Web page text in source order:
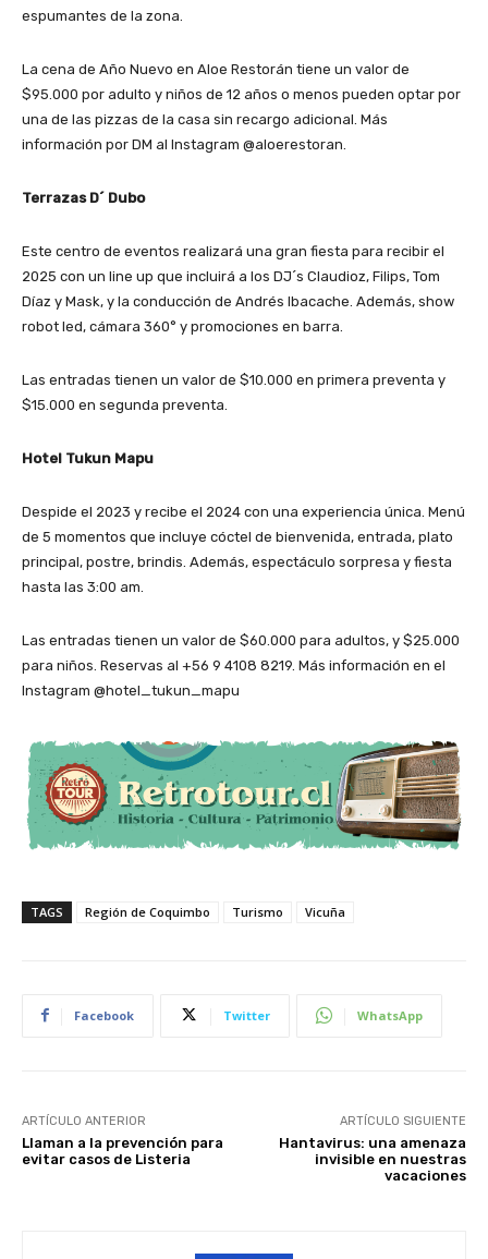
espumantes de la zona.
La cena de Año Nuevo en Aloe Restorán tiene un valor de
$95.000 por adulto y niños de 12 años o menos pueden optar por
una de las pizzas de la casa sin recargo adicional. Más
información por DM al Instagram @aloerestoran.
Terrazas D´ Dubo
Este centro de eventos realizará una gran fiesta para recibir el
2025 con un line up que incluirá a los DJ´s Claudioz, Filips, Tom
Díaz y Mask, y la conducción de Andrés Ibacache. Además, show
robot led, cámara 360° y promociones en barra.
Las entradas tienen un valor de $10.000 en primera preventa y
$15.000 en segunda preventa.
Hotel Tukun Mapu
Despide el 2023 y recibe el 2024 con una experiencia única. Menú
de 5 momentos que incluye cóctel de bienvenida, entrada, plato
principal, postre, brindis. Además, espectáculo sorpresa y fiesta
hasta las 3:00 am.
Las entradas tienen un valor de $60.000 para adultos, y $25.000
para niños. Reservas al +56 9 4108 8219. Más información en el
Instagram @hotel_tukun_mapu
TAGS Región de Coquimbo Turismo Vicuña
Facebook Twitter WhatsApp
ARTÍCULO ANTERIOR
Llaman a la prevención para
evitar casos de Listeria
ARTÍCULO SIGUIENTE
Hantavirus: una amenaza
invisible en nuestras
vacaciones